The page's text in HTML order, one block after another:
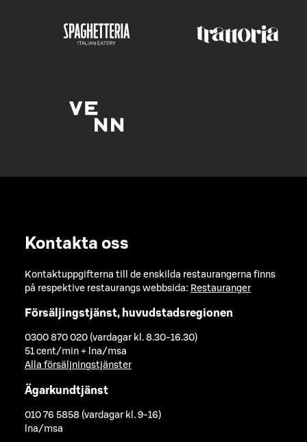
Kontakta oss
Kontaktuppgifterna till de enskilda restaurangerna finns
på respektive restaurangs webbsida: Restauranger
Försäljingstjänst, huvudstadsregionen
0300 870 020 (vardagar kl. 8.30-16.30)
51 cent/min + lna/msa
Alla försäljningstjänster
Ägarkundtjänst
010 76 5858 (vardagar kl. 9-16)
lna/msa